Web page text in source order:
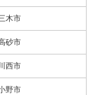
木市
砂市
川西市
野市